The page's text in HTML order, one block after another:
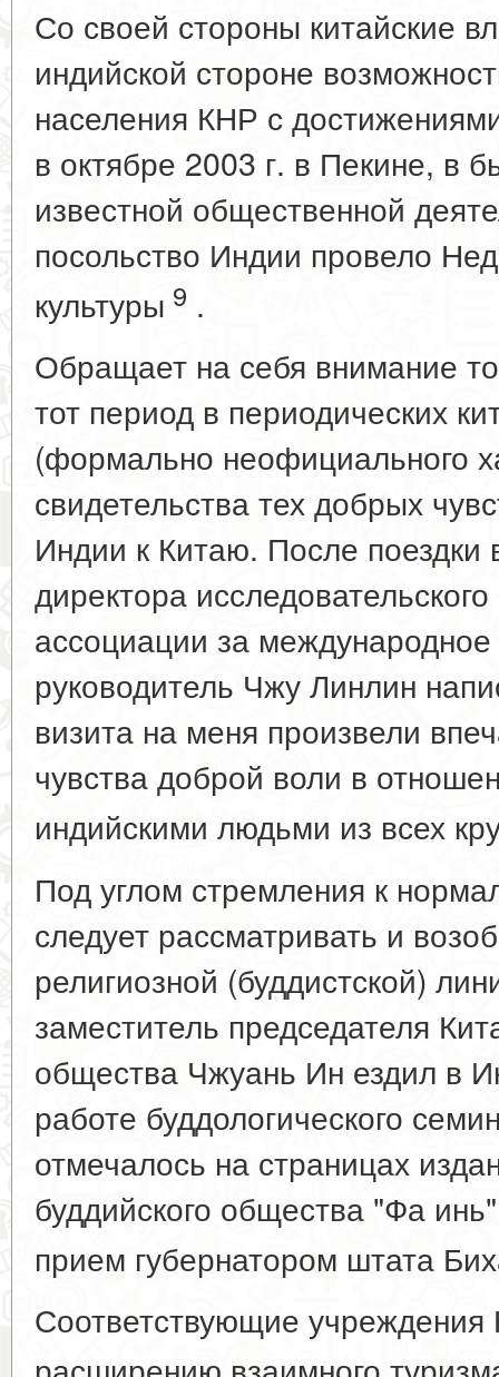
Со своей стороны китайские
индийской стороне
населения КНР с
в октябре 2003 г. в Пекине, в
известной общественной
посольство Индии провело
культуры 9 .
Обращает на себя внимание
тот период в периодических
(формально неофициального
свидетельства тех добрых
Индии к Китаю. После
директора
ассоциации за
руководитель Чжу Линлин
визита на меня произвели
чувства доброй воли в
индийскими людьми из всех
Под углом стремления к
следует рассматривать и
религиозной (буддистской)
заместитель председателя
общества Чжуань Ин ездил в
работе буддологического
отмечалось на страницах
буддийского общества "Фа
прием губернатором штата
Соответствующие